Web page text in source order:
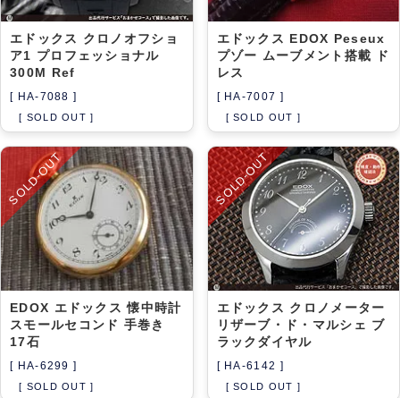
エドックス クロノオフショ
ア1 プロフェッショナル
300M Ref
[ HA-7088 ]
[ SOLD OUT ]
エドックス EDOX Peseux
プゾー ムーブメント搭載 ド
レス
[ HA-7007 ]
[ SOLD OUT ]
SOLD-OUT
EDOX エドックス 懐中時計
スモールセコンド 手巻き
17石
[ HA-6299 ]
[ SOLD OUT ]
SOLD-OUT
エドックス クロノメーター
リザーブ・ド・マルシェ ブ
ラックダイヤル
[ HA-6142 ]
[ SOLD OUT ]